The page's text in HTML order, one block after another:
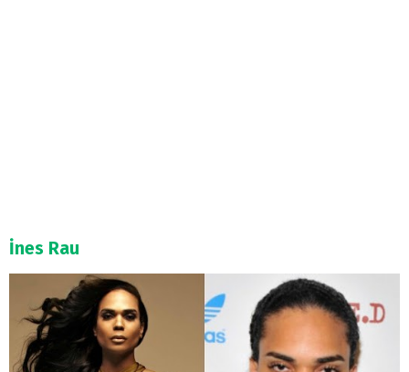
İnes Rau